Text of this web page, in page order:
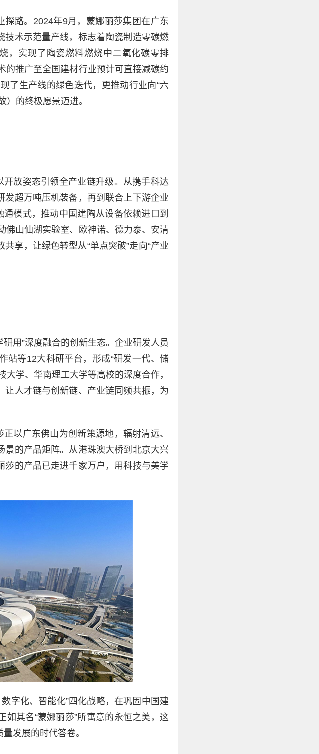
探路。2024年9月，蒙娜丽莎集团在广东
技术示范量产线，标志着陶瓷制造零碳燃
，实现了陶瓷燃料燃烧中二氧化碳零排
的推广至全国建材行业预计可直接减碳约
了生产线的绿色迭代，更推动行业向“六
）的终极愿景迈进。
开放姿态引领全产业链升级。从携手科达
超万吨压机装备，再到联合上下游企业
模式，推动中国建陶从设备依赖进口到
佛山仙湖实验室、欧神诺、德力泰、安清
享，让绿色转型从“单点突破”走向“产业
用”深度融合的创新生态。企业研发人员
站等12大科研平台，形成“研发一代、储
学、华南理工大学等高校的深度合作，
让人才链与创新链、产业链同频共振，为
以广东佛山为创新策源地，辐射清远、
景的产品矩阵。从港珠澳大桥到北京大兴
的产品已走进千家万户，用科技与美学
字化、智能化”四化战略，在巩固中国建
其名“蒙娜丽莎”所寓意的永恒之美，这
发展的时代答卷。